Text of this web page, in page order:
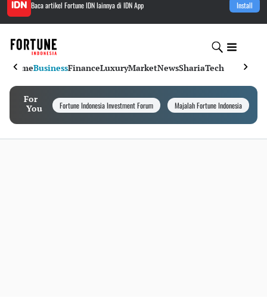
Baca artikel Fortune IDNlainnya di IDN App Install
HomeBusinessFinanceLuxuryMarketNewsShariaTech
For
You
Fortune Indonesia Investment Forum Majalah Fortune Indonesia